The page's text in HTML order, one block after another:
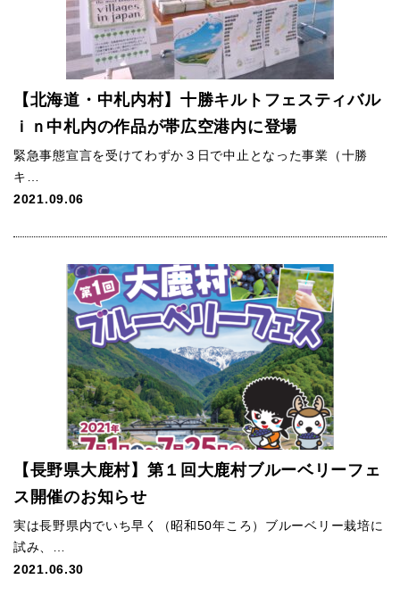
【北海道・中札内村】十勝キルトフェスティバル
ｉｎ中札内の作品が帯広空港内に登場
緊急事態宣言を受けてわずか３日で中止となった事業（十勝
キ…
2021.09.06
【長野県大鹿村】第１回大鹿村ブルーベリーフェ
ス開催のお知らせ
実は長野県内でいち早く（昭和50年ころ）ブルーベリー栽培に
試み、…
2021.06.30